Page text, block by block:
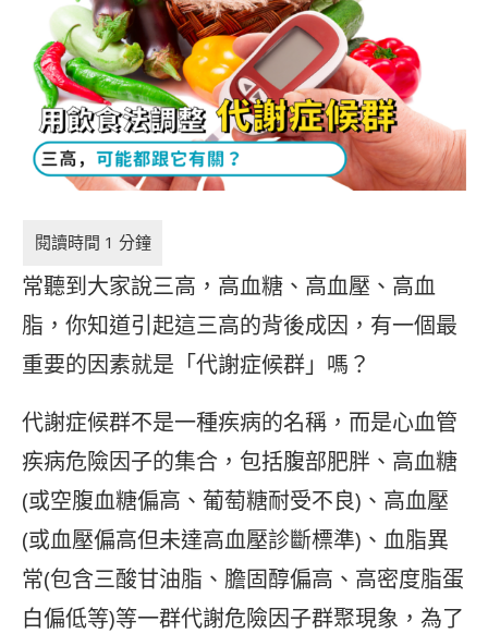
常聽到大家說三高，高血糖、高血壓、高血
脂，你知道引起這三高的背後成因，有一個最
重要的因素就是「代謝症候群」嗎？
代謝症候群不是一種疾病的名稱，而是心血管
疾病危險因子的集合，包括腹部肥胖、高血糖
(或空腹血糖偏高、葡萄糖耐受不良)、高血壓
(或血壓偏高但未達高血壓診斷標準)、血脂異
常(包含三酸甘油脂、膽固醇偏高、高密度脂蛋
白偏低等)等一群代謝危險因子群聚現象，為了